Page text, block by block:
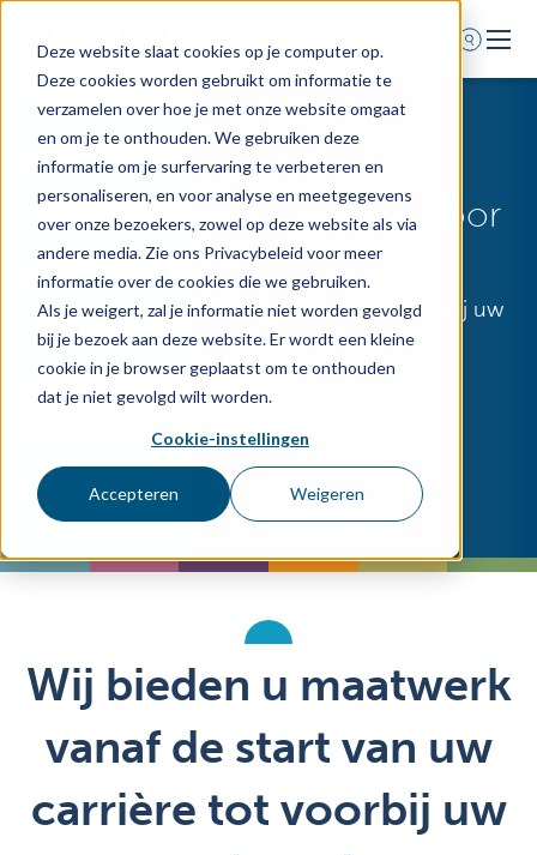
Deze website slaat cookies op je computer op.
Deze cookies worden gebruikt om informatie te
verzamelen over hoe je met onze website omgaat
en om je te onthouden. We gebruiken deze
informatie om je surfervaring te verbeteren en
personaliseren, en voor analyse en meetgegevens
over onze bezoekers, zowel op deze website als via
andere media. Zie ons Privacybeleid voor meer
informatie over de cookies die we gebruiken.
Als je weigert, zal je informatie niet worden gevolgd
bij je bezoek aan deze website. Er wordt een kleine
cookie in je browser geplaatst om te onthouden
dat je niet gevolgd wilt worden.
Cookie-instellingen
Accepteren Weigeren
Home
Voor wie
Diensten
Agenda
Over ons
Schade melden
Afspraak maken
0318 - 544 044
Nieuws
Dienstverlening op maat voor
overige medici
Kies voor deskundige zakelijke begeleiding bij uw
beroepspraktijk.
Maak een afspraak
Wij bieden u maatwerk
vanaf de start van uw
carrière tot voorbij uw